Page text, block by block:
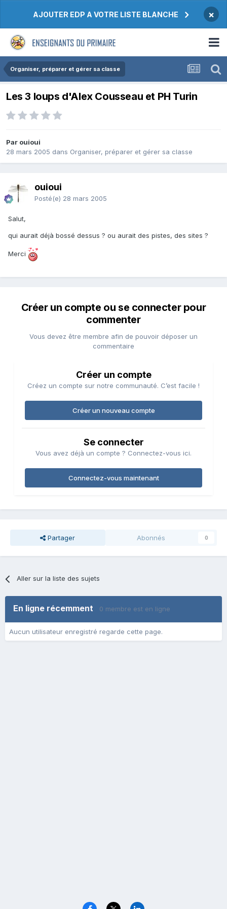
AJOUTER EDP A VOTRE LISTE BLANCHE ×
Organiser, préparer et gérer sa classe
Les 3 loups d'Alex Cousseau et PH Turin
Par ouioui
28 mars 2005 dans Organiser, préparer et gérer sa classe
ouioui
Posté(e) 28 mars 2005
Salut,
qui aurait déjà bossé dessus ? ou aurait des pistes, des sites ?
Merci
Créer un compte ou se connecter pour
commenter
Vous devez être membre afin de pouvoir déposer un
commentaire
Créer un compte
Créez un compte sur notre communauté. C’est facile !
Créer un nouveau compte
Se connecter
Vous avez déjà un compte ? Connectez-vous ici.
Connectez-vous maintenant
Partager Abonnés 0
Aller sur la liste des sujets
En ligne récemment 0 membre est en ligne
Aucun utilisateur enregistré regarde cette page.